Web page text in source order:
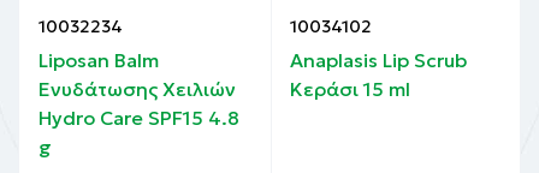
10032234
Liposan Balm
Ενυδάτωσης Χειλιών
Hydro Care SPF15 4.8
g
10034102
Anaplasis Lip Scrub
Κεράσι 15 ml